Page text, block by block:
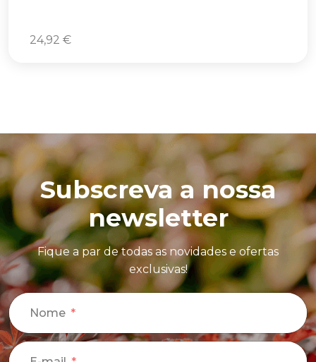
24,92 €
Subscreva a nossa
newsletter
Fique a par de todas as novidades e ofertas
exclusivas!
Nome